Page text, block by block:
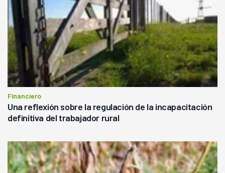
Financiero
Una reflexión sobre la regulación de la incapacitación
definitiva del trabajador rural